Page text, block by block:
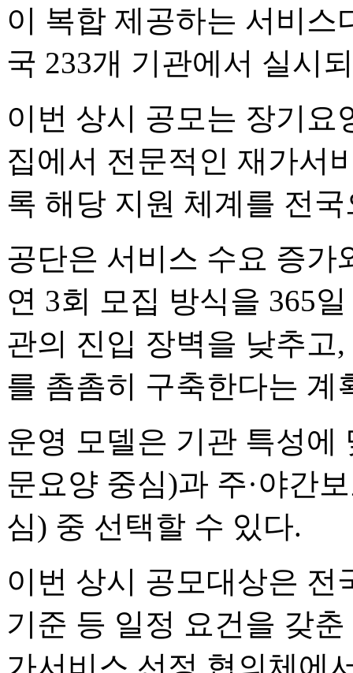
이 복합 제공하는 서비스
국 233개 기관에서 실시
이번 상시 공모는 장기요
집에서 전문적인 재가서
록 해당 지원 체계를 전
공단은 서비스 수요 증가
연 3회 모집 방식을 365
관의 진입 장벽을 낮추고
를 촘촘히 구축한다는 계
운영 모델은 기관 특성에
문요양 중심)과 주·야간
심) 중 선택할 수 있다.
이번 상시 공모대상은 전
기준 등 일정 요건을 갖